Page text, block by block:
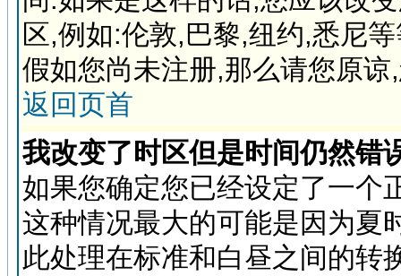
区,例如:伦敦,巴黎,纽约,悉尼
假如您尚未注册,那么请您原
返回页首
我改变了时区但是时间仍然错
如果您确定您已经设定了一个
这种情况最大的可能是因为夏
此处理在标准和白昼之间的转